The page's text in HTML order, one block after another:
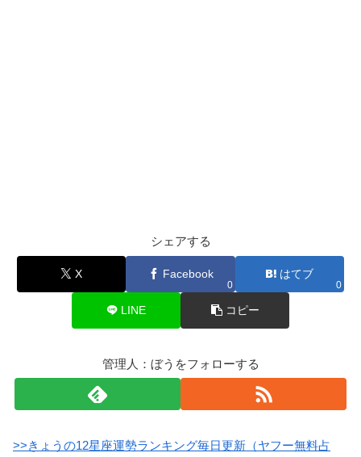
シェアする
X Facebook
0
はてブ
0
LINE コピー
管理人：ぼうをフォローする
>>きょうの12星座運勢ランキング毎日更新（ヤフー無料占